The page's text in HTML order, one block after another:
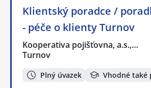
Klientský poradce /
- péče o klienty Turnov
Kooperativa pojišťovna, a.s.,…
Turnov
Plný úvazek Vhodné také